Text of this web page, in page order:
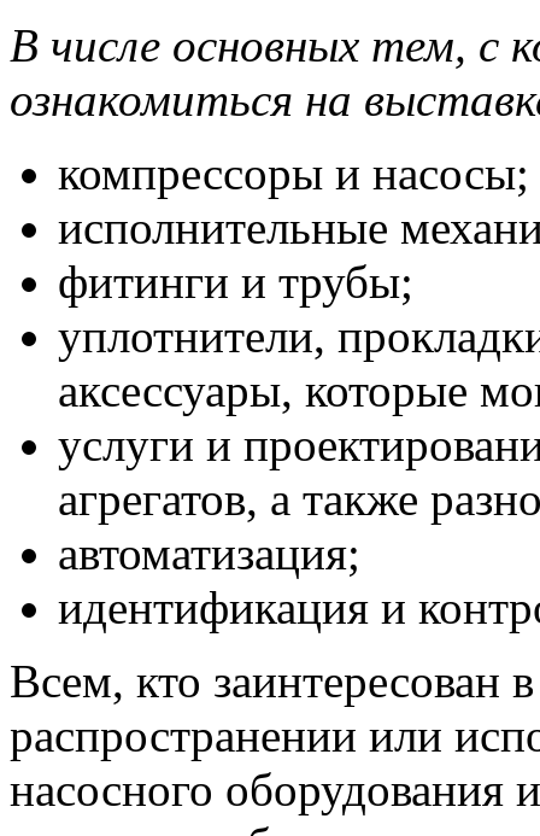
В числе основных тем,
ознакомиться на
компрессоры и насосы;
исполнительные
фитинги и трубы;
уплотнители,
аксессуары, которые
услуги и
агрегатов, а также
автоматизация;
идентификация и
Всем, кто заинтересован
распространении или
насосного оборудования